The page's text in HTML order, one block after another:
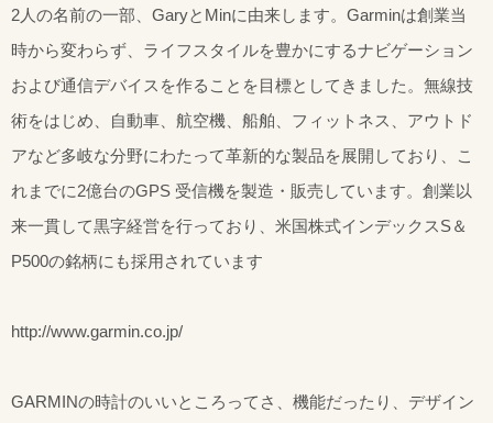
2人の名前の一部、GaryとMinに由来します。Garminは創業当
時から変わらず、ライフスタイルを豊かにするナビゲーション
および通信デバイスを作ることを目標としてきました。無線技
術をはじめ、自動車、航空機、船舶、フィットネス、アウトド
アなど多岐な分野にわたって革新的な製品を展開しており、こ
れまでに2億台のGPS 受信機を製造・販売しています。創業以
来一貫して黒字経営を行っており、米国株式インデックスS＆
P500の銘柄にも採用されています
http://www.garmin.co.jp/
GARMINの時計のいいところってさ、機能だったり、デザイン